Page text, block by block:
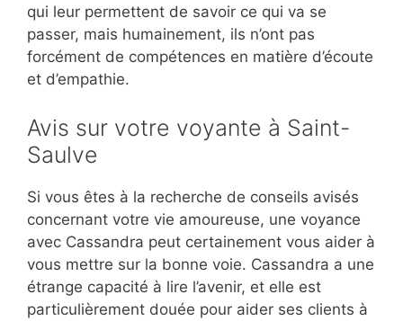
qui leur permettent de savoir ce qui va se
passer, mais humainement, ils n’ont pas
forcément de compétences en matière d’écoute
et d’empathie.
Avis sur votre voyante à Saint-
Saulve
Si vous êtes à la recherche de conseils avisés
concernant votre vie amoureuse, une voyance
avec Cassandra peut certainement vous aider à
vous mettre sur la bonne voie. Cassandra a une
étrange capacité à lire l’avenir, et elle est
particulièrement douée pour aider ses clients à